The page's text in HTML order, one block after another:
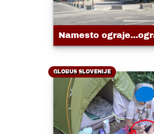
Namesto
GLOBUS SLOVENIJE